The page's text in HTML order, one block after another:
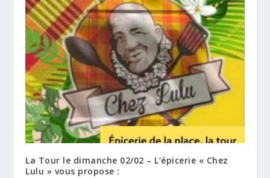
La Tour le dimanche 02/02 – L’épicerie « Chez
Lulu » vous propose :